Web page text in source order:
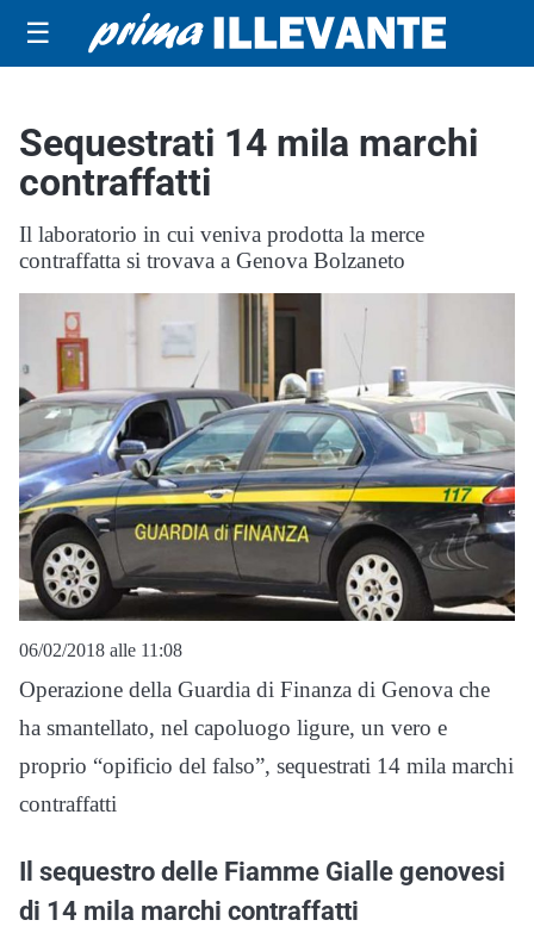
☰
Sequestrati 14 mila marchi
contraffatti
Il laboratorio in cui veniva prodotta la merce
contraffatta si trovava a Genova Bolzaneto
06/02/2018 alle 11:08
Operazione della Guardia di Finanza di Genova che
ha smantellato, nel capoluogo ligure, un vero e
proprio “opificio del falso”, sequestrati 14 mila marchi
contraffatti
Il sequestro delle Fiamme Gialle genovesi
di 14 mila marchi contraffatti